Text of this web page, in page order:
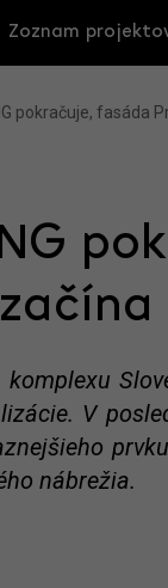
Zoznam
pokračuje, fasáda
V
nábrežia.